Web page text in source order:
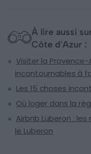
À lire aussi
Côte d'Azur :
Visiter la Provence-
incontournables à
Les 15 choses
Où loger dans la
Airbnb Luberon :
le Luberon